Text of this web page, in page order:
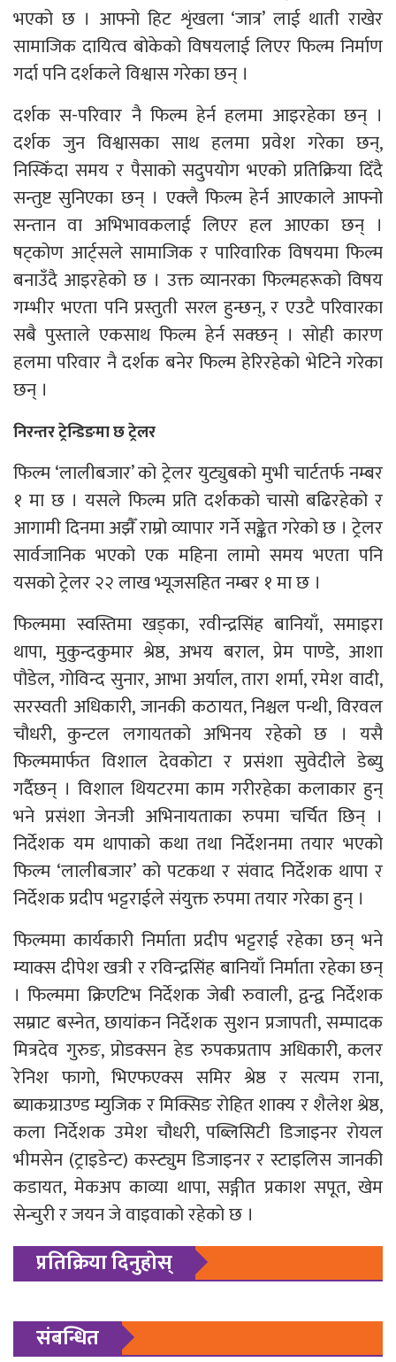
भएको छ । आफ्नो हिट शृंखला ‘जात्र’ लाई थाती राखेर
सामाजिक दायित्व बोकेको विषयलाई लिएर फिल्म निर्माण
गर्दा पनि दर्शकले विश्वास गरेका छन् ।
दर्शक स-परिवार नै फिल्म हेर्न हलमा आइरहेका छन् ।
दर्शक जुन विश्वासका साथ हलमा प्रवेश गरेका छन्,
निस्किँदा समय र पैसाको सदुपयोग भएको प्रतिक्रिया दिँदै
सन्तुष्ट सुनिएका छन् । एक्लै फिल्म हेर्न आएकाले आफ्नो
सन्तान वा अभिभावकलाई लिएर हल आएका छन् ।
षट्कोण आर्ट्सले सामाजिक र पारिवारिक विषयमा फिल्म
बनाउँदै आइरहेको छ । उक्त व्यानरका फिल्महरूको विषय
गम्भीर भएता पनि प्रस्तुती सरल हुन्छन्, र एउटै परिवारका
सबै पुस्ताले एकसाथ फिल्म हेर्न सक्छन् । सोही कारण
हलमा परिवार नै दर्शक बनेर फिल्म हेरिरहेको भेटिने गरेका
छन् ।
निरन्तर ट्रेन्डिङमा छ ट्रेलर
फिल्म ‘लालीबजार’ को ट्रेलर युट्युबको मुभी चार्टतर्फ नम्बर
१ मा छ । यसले फिल्म प्रति दर्शकको चासो बढिरहेको र
आगामी दिनमा अझैँ राम्रो व्यापार गर्ने सङ्केत गरेको छ । ट्रेलर
सार्वजानिक भएको एक महिना लामो समय भएता पनि
यसको ट्रेलर २२ लाख भ्यूजसहित नम्बर १ मा छ ।
फिल्ममा स्वस्तिमा खड्का, रवीन्द्रसिंह बानियाँ, समाइरा
थापा, मुकुन्दकुमार श्रेष्ठ, अभय बराल, प्रेम पाण्डे, आशा
पौडेल, गोविन्द सुनार, आभा अर्याल, तारा शर्मा, रमेश वादी,
सरस्वती अधिकारी, जानकी कठायत, निश्चल पन्थी, विरवल
चौधरी, कुन्टल लगायतको अभिनय रहेको छ । यसै
फिल्ममार्फत विशाल देवकोटा र प्रसंशा सुवेदीले डेब्यु
गर्दैछन् । विशाल थियटरमा काम गरीरहेका कलाकार हुन्
भने प्रसंशा जेनजी अभिनायताका रुपमा चर्चित छिन् ।
निर्देशक यम थापाको कथा तथा निर्देशनमा तयार भएको
फिल्म ‘लालीबजार’ को पटकथा र संवाद निर्देशक थापा र
निर्देशक प्रदीप भट्टराईले संयुक्त रुपमा तयार गरेका हुन् ।
फिल्ममा कार्यकारी निर्माता प्रदीप भट्टराई रहेका छन् भने
म्याक्स दीपेश खत्री र रविन्द्रसिंह बानियाँ निर्माता रहेका छन्
। फिल्ममा क्रिएटिभ निर्देशक जेबी रुवाली, द्वन्द्व निर्देशक
सम्राट बस्नेत, छायांकन निर्देशक सुशन प्रजापती, सम्पादक
मित्रदेव गुरुङ, प्रोडक्सन हेड रुपकप्रताप अधिकारी, कलर
रेनिश फागो, भिएफएक्स समिर श्रेष्ठ र सत्यम राना,
ब्याकग्राउण्ड म्युजिक र मिक्सिङ रोहित शाक्य र शैलेश श्रेष्ठ,
कला निर्देशक उमेश चौधरी, पब्लिसिटी डिजाइनर रोयल
भीमसेन (ट्राइडेन्ट) कस्ट्युम डिजाइनर र स्टाइलिस जानकी
कडायत, मेकअप काव्या थापा, सङ्गीत प्रकाश सपूत, खेम
सेन्चुरी र जयन जे वाइवाको रहेको छ ।
प्रतिक्रिया दिनुहोस्
संबन्धित